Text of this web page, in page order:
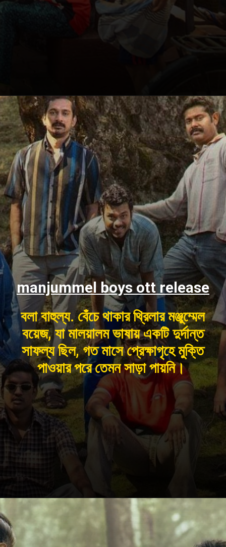
বলা বাহুল্য. বেঁচে থাকার থ্রিলার মঞ্জুম্মেল
বয়েজ, যা মালয়ালম ভাষায় একটি দুর্দান্ত
সাফল্য ছিল, গত মাসে প্রেক্ষাগৃহে মুক্তি
পাওয়ার পরে তেমন সাড়া পায়নি।
manjummel boys ott release